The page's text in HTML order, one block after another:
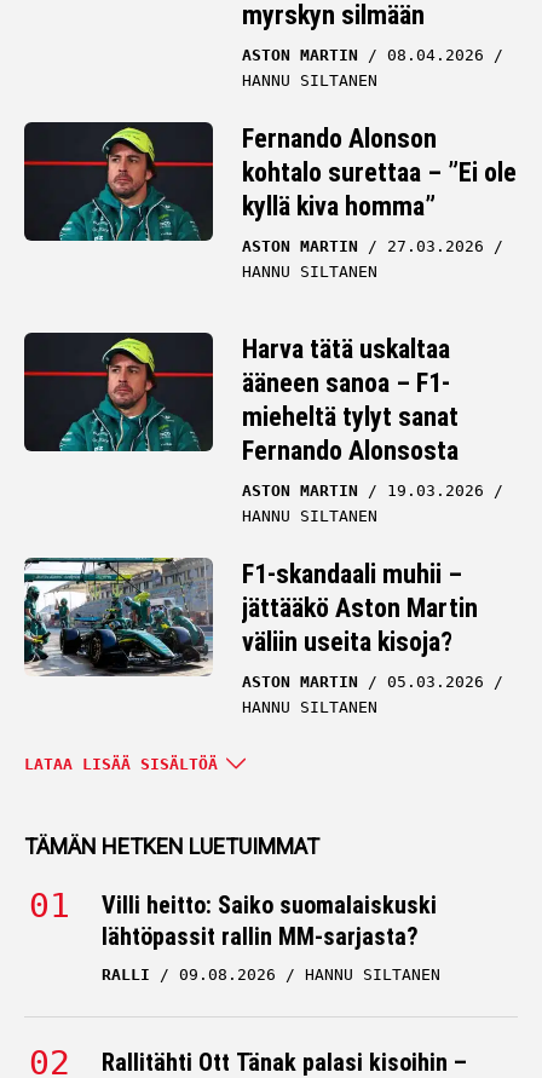
myrskyn silmään
ASTON MARTIN
08.04.2026
HANNU SILTANEN
Fernando Alonson
kohtalo surettaa – ”Ei ole
kyllä kiva homma”
ASTON MARTIN
27.03.2026
HANNU SILTANEN
Harva tätä uskaltaa
ääneen sanoa – F1-
mieheltä tylyt sanat
Fernando Alonsosta
ASTON MARTIN
19.03.2026
HANNU SILTANEN
F1-skandaali muhii –
jättääkö Aston Martin
väliin useita kisoja?
ASTON MARTIN
05.03.2026
HANNU SILTANEN
Valtteri Bottas alkoi heti
kahdelle F1-tähdelle
HANNU SILTANEN
F1-varikolla kuiskitaan jo
– tekeekö Fernando
Alonso shokkisiirron?
ASTON MARTIN
28.02.2026
LATAA LISÄÄ SISÄLTÖÄ
TÄMÄN HETKEN LUETUIMMAT
Villi heitto: Saiko suomalaiskuski
lähtöpassit rallin MM-sarjasta?
RALLI 09.08.2026 HANNU SILTANEN
Rallitähti Ott Tänak palasi kisoihin –